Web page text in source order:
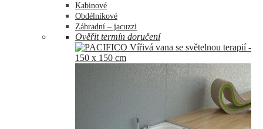
Kabinové
Obdélníkové
Záhradní – jacuzzi
Ověřit termín doručení